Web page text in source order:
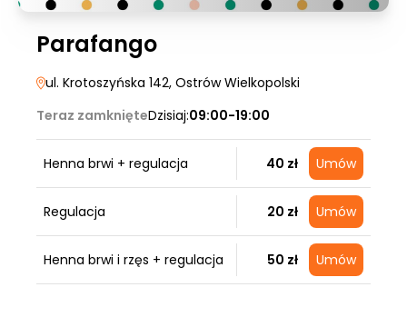
Parafango
ul. Krotoszyńska 142, Ostrów Wielkopolski
Teraz zamknięteDzisiaj:09:00-19:00
Henna brwi + regulacja 40 zł Umów
Regulacja 20 zł Umów
Henna brwi i rzęs + regulacja 50 zł Umów